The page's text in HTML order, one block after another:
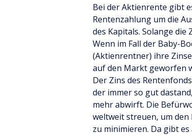
Bei der Aktienrente gibt
Rentenzahlung um die
des Kapitals. Solange
Wenn im Fall der Baby-
(Aktienrentner) ihre
auf den Markt geworfen
Der Zins des
der immer so gut
mehr abwirft. Die
weltweit streuen, um
zu minimieren. Da gibt